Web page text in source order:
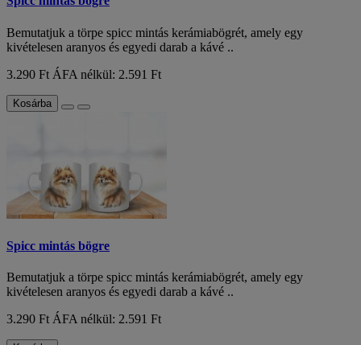
Bemutatjuk a törpe spicc mintás kerámiabögrét, amely egy
kivételesen aranyos és egyedi darab a kávé ..
3.290 Ft ÁFA nélkül: 2.591 Ft
Kosárba
Spicc mintás bögre
Bemutatjuk a törpe spicc mintás kerámiabögrét, amely egy
kivételesen aranyos és egyedi darab a kávé ..
3.290 Ft ÁFA nélkül: 2.591 Ft